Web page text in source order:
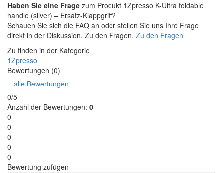
Haben Sie eine Frage zum Produkt 1Zpresso K-Ultra foldable
handle (silver) – Ersatz-Klappgriff?
Schauen Sie sich die FAQ an oder stellen Sie uns Ihre Frage
direkt in der Diskussion. Zu den Fragen. Zu den Fragen
Zu finden in der Kategorie
1Zpresso
Bewertungen (0)
alle Bewertungen
0/5
Anzahl der Bewertungen: 0
0
0
0
0
0
Bewertung zufügen